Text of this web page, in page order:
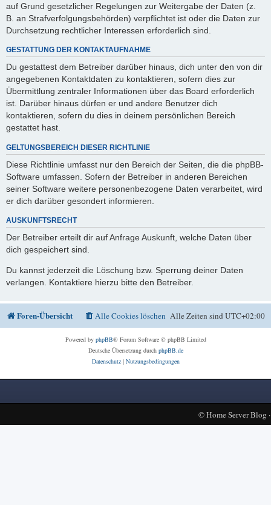
auf Grund gesetzlicher Regelungen zur Weitergabe der Daten (z.
B. an Strafverfolgungsbehörden) verpflichtet ist oder die Daten zur
Durchsetzung rechtlicher Interessen erforderlich sind.
GESTATTUNG DER KONTAKTAUFNAHME
Du gestattest dem Betreiber darüber hinaus, dich unter den von dir
angegebenen Kontaktdaten zu kontaktieren, sofern dies zur
Übermittlung zentraler Informationen über das Board erforderlich
ist. Darüber hinaus dürfen er und andere Benutzer dich
kontaktieren, sofern du dies in deinem persönlichen Bereich
gestattet hast.
GELTUNGSBEREICH DIESER RICHTLINIE
Diese Richtlinie umfasst nur den Bereich der Seiten, die die phpBB-
Software umfassen. Sofern der Betreiber in anderen Bereichen
seiner Software weitere personenbezogene Daten verarbeitet, wird
er dich darüber gesondert informieren.
AUSKUNFTSRECHT
Der Betreiber erteilt dir auf Anfrage Auskunft, welche Daten über
dich gespeichert sind.
Du kannst jederzeit die Löschung bzw. Sperrung deiner Daten
verlangen. Kontaktiere hierzu bitte den Betreiber.
Foren-Übersicht Alle Zeiten sindUTC+02:00
Alle Cookies löschen
Powered by phpBB® Forum Software © phpBB Limited
Deutsche Übersetzung durch phpBB.de
Datenschutz| Nutzungsbedingungen
©Home Server Blog